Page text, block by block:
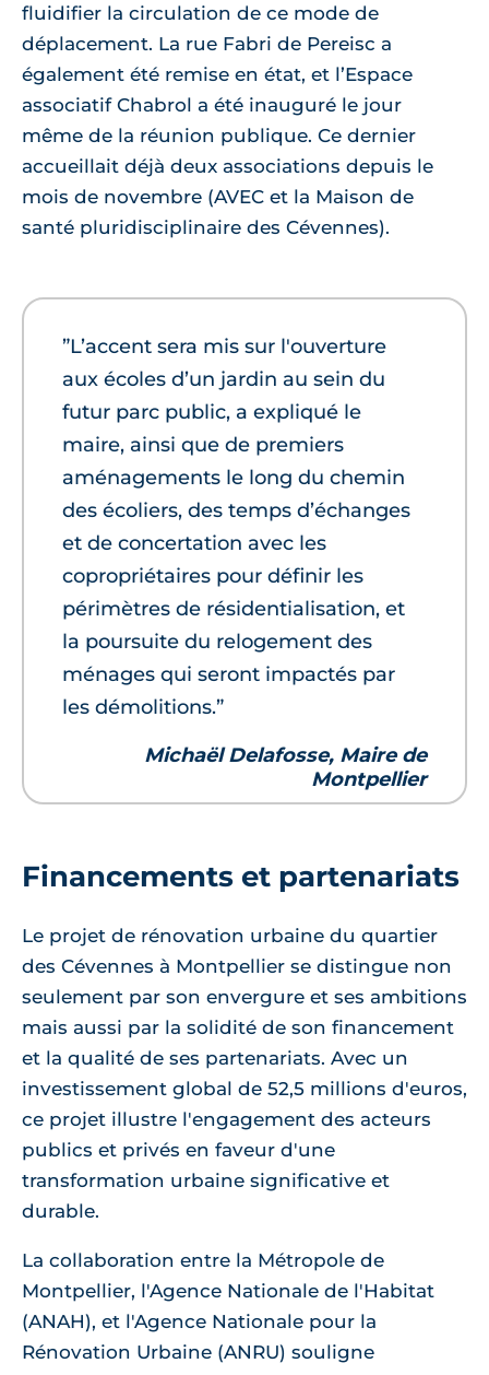
fluidifier la circulation de ce mode de
déplacement. La rue Fabri de Pereisc a
également été remise en état, et l’Espace
associatif Chabrol a été inauguré le jour
même de la réunion publique. Ce dernier
accueillait déjà deux associations depuis le
mois de novembre (AVEC et la Maison de
santé pluridisciplinaire des Cévennes).
”L’accent sera mis sur l'ouverture
aux écoles d’un jardin au sein du
futur parc public, a expliqué le
maire, ainsi que de premiers
aménagements le long du chemin
des écoliers, des temps d’échanges
et de concertation avec les
copropriétaires pour définir les
périmètres de résidentialisation, et
la poursuite du relogement des
ménages qui seront impactés par
les démolitions.”
Michaël Delafosse, Maire de
Montpellier
Financements et partenariats
Le projet de rénovation urbaine du quartier
des Cévennes à Montpellier se distingue non
seulement par son envergure et ses ambitions
mais aussi par la solidité de son financement
et la qualité de ses partenariats. Avec un
investissement global de 52,5 millions d'euros,
ce projet illustre l'engagement des acteurs
publics et privés en faveur d'une
transformation urbaine significative et
durable.
La collaboration entre la Métropole de
Montpellier, l'Agence Nationale de l'Habitat
(ANAH), et l'Agence Nationale pour la
Rénovation Urbaine (ANRU) souligne